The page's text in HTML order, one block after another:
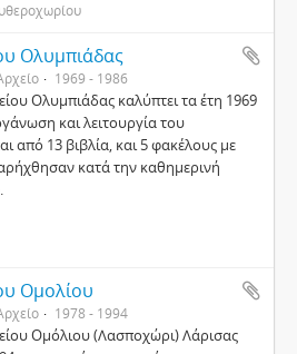
Ολυμπιάδας
1969 - 1986
Ολυμπιάδας καλύπτει τα έτη 1969
και λειτουργία του
από 13 βιβλία, και 5 φακέλους με
κατά την καθημερινή
Ομολίου
1978 - 1994
Ομόλιου (Λασποχώρι) Λάρισας